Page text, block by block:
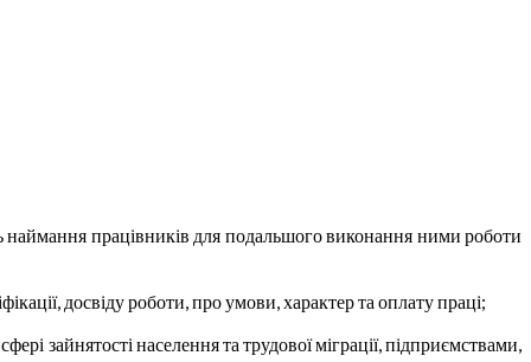
наймання працівників для подальшого виконання ними роботи
досвіду роботи, про умови, характер та оплату праці;
зайнятості населення та трудової міграції, підприємствами,